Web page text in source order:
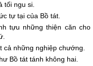
tối ngu si.
tự tại của Bồ tát.
tựu những thiện căn cho
những nghiệp chướng.
Bồ tát tánh không hai.